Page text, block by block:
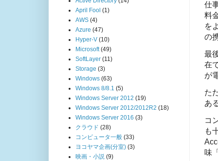
仕
料
を
の
最
在
が
た
あ
コ
も
味
April Fool (1)
AWS (4)
Azure (47)
Hyper-V (10)
Microsoft (49)
SoftLayer (11)
Storage (3)
Windows (63)
Windows 8/8.1 (5)
Windows Server 2012 (19)
Windows Server 2012/2012R2 (18)
Windows Server 2016 (3)
クラウド (28)
コンピュータ一般 (33)
ヨコヤマ企画(分室) (3)
映画・小説 (9)